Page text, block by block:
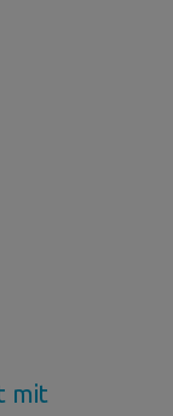
mit